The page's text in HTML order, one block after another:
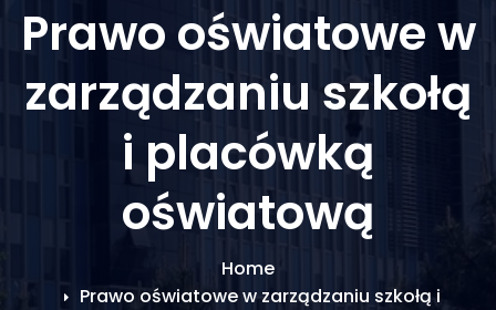
Prawo oświatowe w
zarządzaniu szkołą
i placówką
oświatową
Home
Prawo oświatowe w zarządzaniu szkołą i